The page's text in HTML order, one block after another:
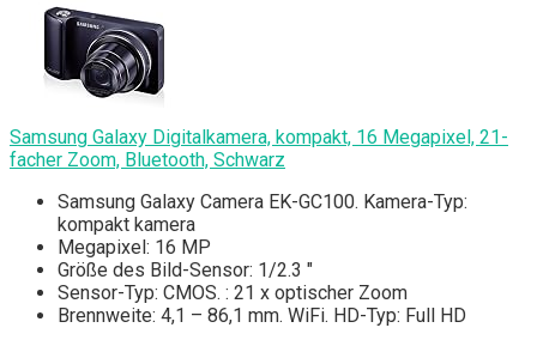
Samsung Galaxy Digitalkamera, kompakt, 16 Megapixel, 21-
facher Zoom, Bluetooth, Schwarz
Samsung Galaxy Camera EK-GC100. Kamera-Typ:
kompakt kamera
Megapixel: 16 MP
Größe des Bild-Sensor: 1/2.3 "
Sensor-Typ: CMOS. : 21 x optischer Zoom
Brennweite: 4,1 – 86,1 mm. WiFi. HD-Typ: Full HD